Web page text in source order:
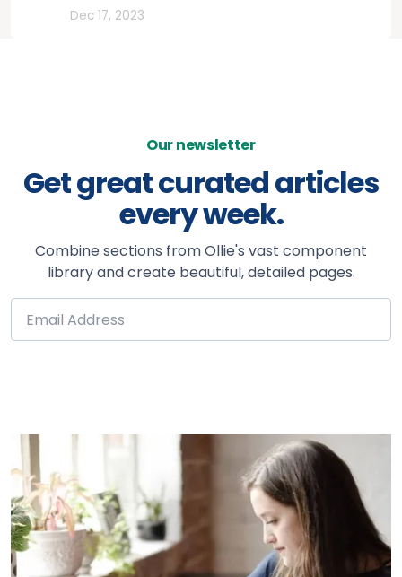
Dec 17, 2023
Our newsletter
Get great curated articles
every week.
Combine sections from Ollie's vast component
library and create beautiful, detailed pages.